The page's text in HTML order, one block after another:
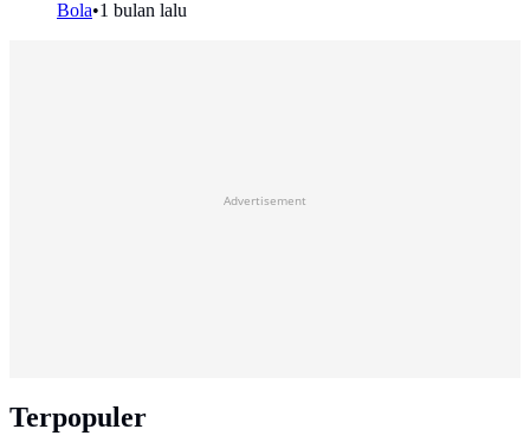
Bola•1 bulan lalu
Advertisement
Terpopuler